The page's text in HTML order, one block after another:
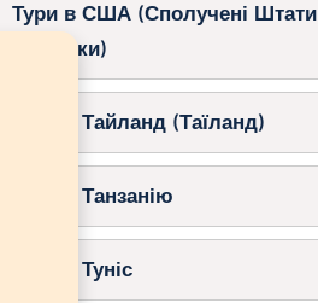
Тури в США (Сполучені Штати
Америки)
Тури в Тайланд (Таїланд)
Тури в Танзанію
Тури в Туніс